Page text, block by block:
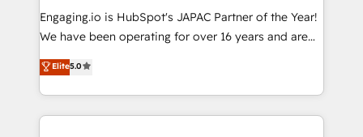
e de mais de 150 softwares globais permitindo
contratar e pagar a HubSpot em reais com nota
fiscal no Brasil e gerar economia de até 50% na
contratação de softwares internacionais.
Engaging.io is HubSpot's JAPAC Partner of the Year!
We have been operating for over 16 years and are
one of HubSpot's most experienced and technically
capable Agency Partners globally. We specialise in
complex CRM migrations, implementations,
integrations, custom CMS portal development,
Elite5.0